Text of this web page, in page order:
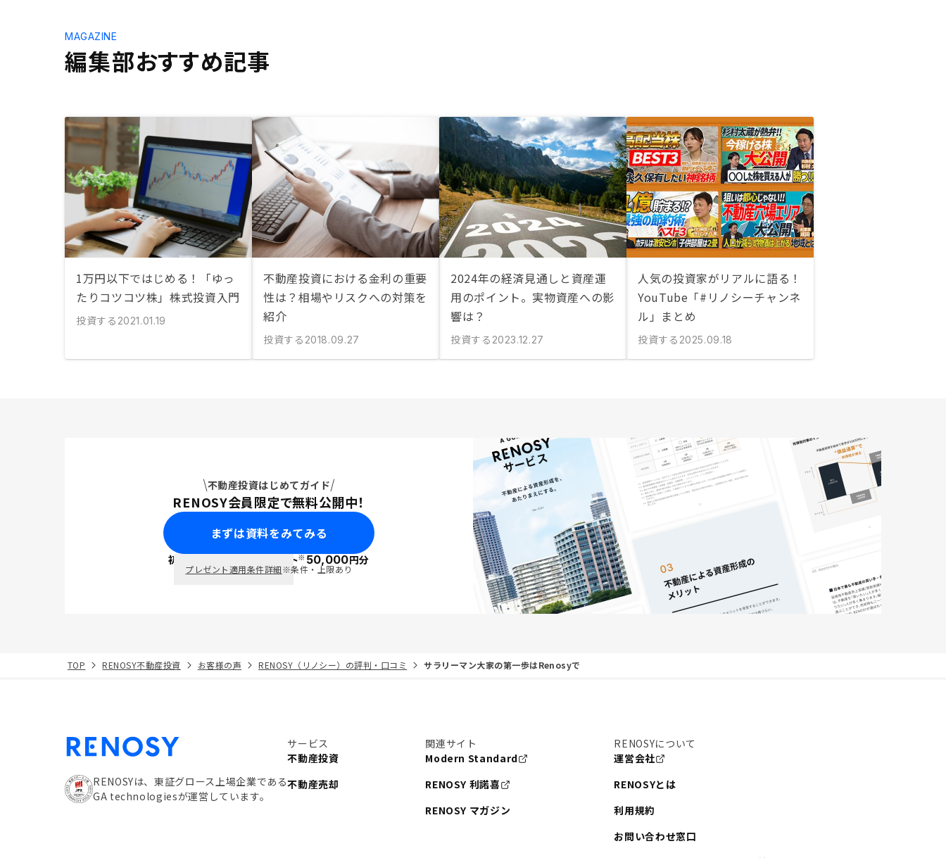
編集部おすすめ記事
MAGAZINE
1万円以下ではじめる！「ゆっ
たりコツコツ株」株式投資入門
投資する 2021.01.19
不動産投資における金利の重要
性は？相場やリスクへの対策を
紹介
投資する 2018.09.27
2024年の経済見通しと資産運
用のポイント。実物資産への影
響は？
投資する 2023.12.27
人気の投資家がリアルに語る！
YouTube「#リノシーチャンネ
ル」まとめ
投資する 2025.09.18
不動産投資はじめてガイド
RENOSY会員限定で無料公開中！
まずは資料をみてみる
初回面談で ポイント※50,000円分
プレゼント適用条件詳細※条件・上限あり
TOP RENOSY不動産投資 お客様の声 RENOSY（リノシー）の評判・口コミ サラリーマン大家の第一歩はRenosyで
RENOSYは、東証グロース上場企業である
GA technologiesが運営しています。
サービス
不動産投資
不動産売却
関連サイト
Modern Standard
RENOSY 利諾喜
RENOSY マガジン
RENOSYについて
運営会社
RENOSYとは
利用規約
お問い合わせ窓口